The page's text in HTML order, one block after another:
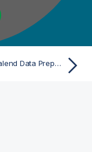
Installer Talend Data Preparation en mode cluster